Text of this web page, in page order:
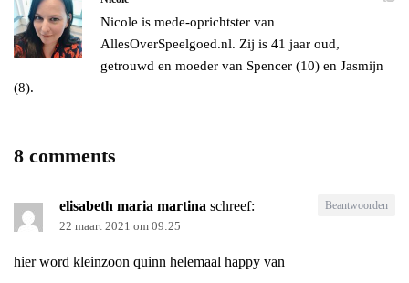
Nicole is mede-oprichtster van
AllesOverSpeelgoed.nl. Zij is 41 jaar oud,
getrouwd en moeder van Spencer (10) en Jasmijn
(8).
8 comments
elisabeth maria martina schreef:
22 maart 2021 om 09:25
hier word kleinzoon quinn helemaal happy van
Beantwoorden